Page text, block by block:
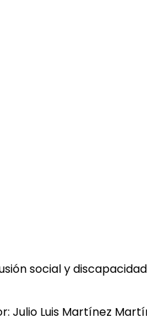
social y discapacidad
Julio Luis Martínez